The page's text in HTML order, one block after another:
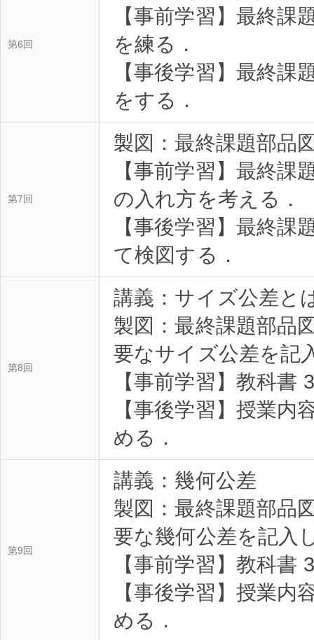
第6回
【事前学習】最終課
を練る．
【事後学習】最終課
をする．
第7回
製図：最終課題部品
【事前学習】最終課
の入れ方を考える．
【事後学習】最終課
て検図する．
第8回
講義：サイズ公差と
製図：最終課題部品
要なサイズ公差を記
【事前学習】教科書
【事後学習】授業
める．
第9回
講義：幾何公差
製図：最終課題部品
要な幾何公差を記入
【事前学習】教科書
【事後学習】授業
める．